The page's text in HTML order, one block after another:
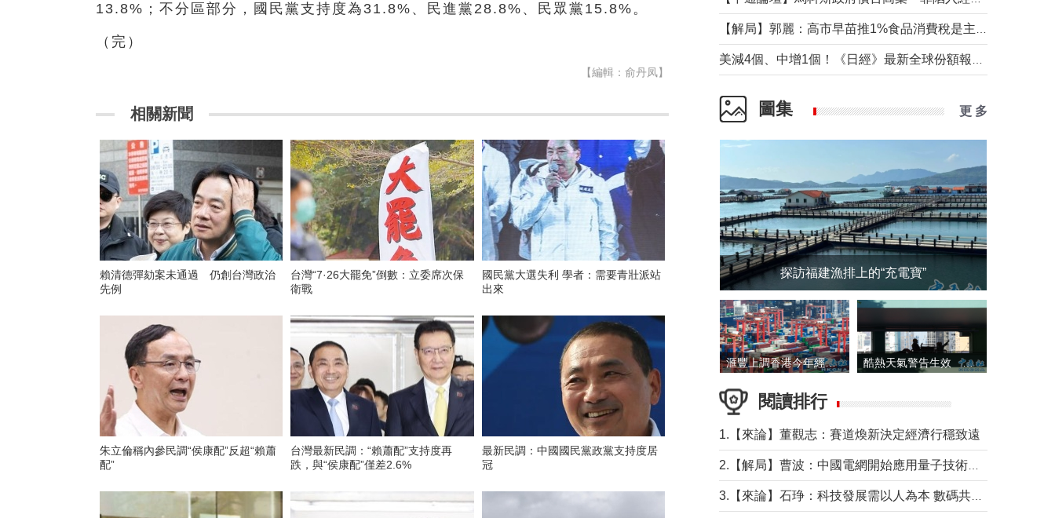
13.8%；不分區部分，國民黨支持度為31.8%、民進黨28.8%、民眾黨15.8%。
（完）
【編輯：俞丹凤】
相關新聞
賴清德彈劾案未通過 仍創台灣政治
先例
台灣“7·26大罷免”倒數：立委席次保
衛戰
國民黨大選失利 學者：需要青壯派站
出來
朱立倫稱內參民調“侯康配”反超“賴蕭
配”
台灣最新民調：“賴蕭配”支持度再
跌，與“侯康配”僅差2.6%
最新民調：中國國民黨政黨支持度居
冠
圖集 更 多
探訪福建漁排上的“充電寶”
滙豐上調香港今年經濟增長預測至4.5% 酷熱天氣警告生效 本港高溫持續至下周
閱讀排行
1.【來論】董觀志：賽道煥新決定經濟行穩致遠